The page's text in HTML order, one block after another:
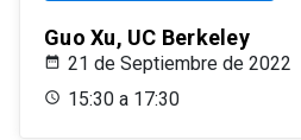
Guo Xu, UC Berkeley
21 de Septiembre de 2022
15:30 a 17:30